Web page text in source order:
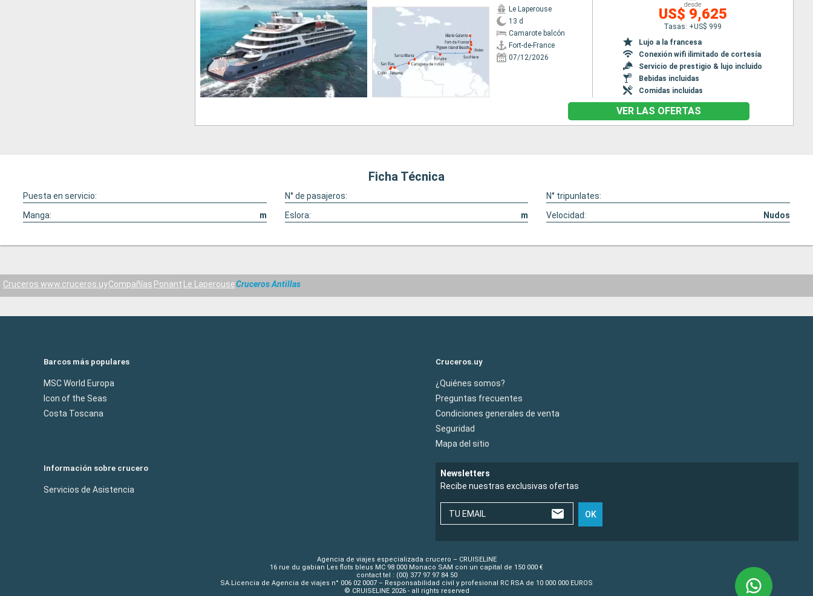
Le Laperouse
13 d
Camarote balcón
Fort-de-France
07/12/2026
desde
US$ 9,625
Tasas: +US$ 999
Lujo a la francesa
Conexión wifi ilimitado de cortesía
Servicio de prestigio & lujo incluido
Bebidas incluidas
Comidas incluidas
VER LAS OFERTAS
Ficha Técnica
Puesta en servicio: N° de pasajeros:
N° tripunlates:
Manga:
m Eslora: m Velocidad: Nudos
Cruceros www.cruceros.uyCompañías Ponant Le LaperouseCruceros Antillas
Barcos más populares
MSC World Europa
Icon of the Seas
Costa Toscana
Cruceros.uy
¿Quiénes somos?
Preguntas frecuentes
Condiciones generales de venta
Seguridad
Mapa del sitio
Información sobre crucero
Servicios de Asistencia
Newsletters
Recibe nuestras exclusivas ofertas
TU EMAIL OK
Agencia de viajes especializada crucero – CRUISELINE
16 rue du gabian Les flots bleus MC 98 000 Monaco SAM con un capital de 150 000 €
contact tel : (00) 377 97 97 84 50
SA.Licencia de Agencia de viajes n° 006 02 0007 – Responsabilidad civil y profesional RC RSA de 10 000 000 EUROS
© CRUISELINE 2026 - all rights reserved